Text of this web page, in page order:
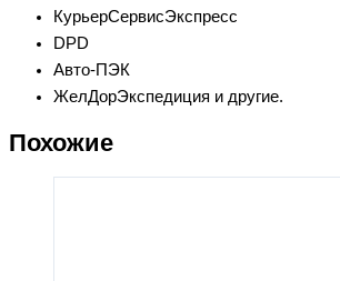
КурьерСервисЭкспресс
DPD
Авто-ПЭК
ЖелДорЭкспедиция и другие.
Похожие